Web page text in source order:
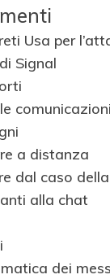
Usa per
Signal
a distanza
dal caso
alla chat
dei